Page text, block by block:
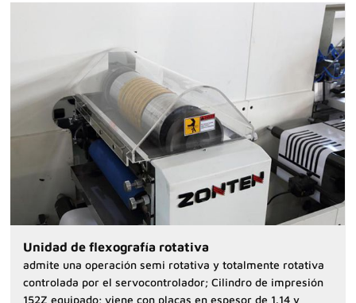
Unidad de flexografía rotativa
admite una operación semi rotativa y totalmente rotativa
controlada por el servocontrolador; Cilindro de impresión
152Z equipado; viene con placas en espesor de 1.14 y